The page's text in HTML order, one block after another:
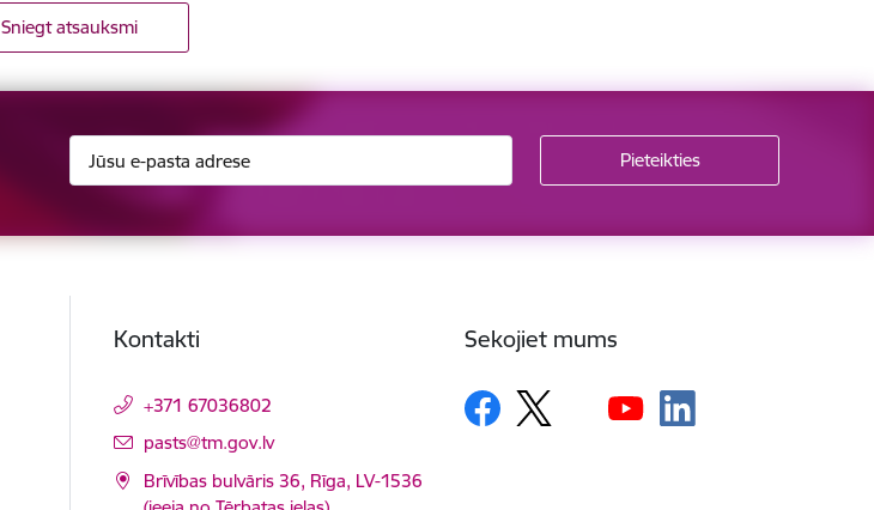
Sniegt atsauksmi
Kontakti
+371 67036802
E-pasts:
pasts@tm.gov.lv
Brīvības bulvāris 36, Rīga, LV-1536
Sekojiet mums